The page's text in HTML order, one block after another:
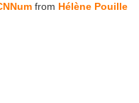
from Hélène Pouille